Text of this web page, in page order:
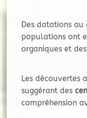
Des datations au
populations ont
organiques et
Les découvertes
suggérant des
compréhension